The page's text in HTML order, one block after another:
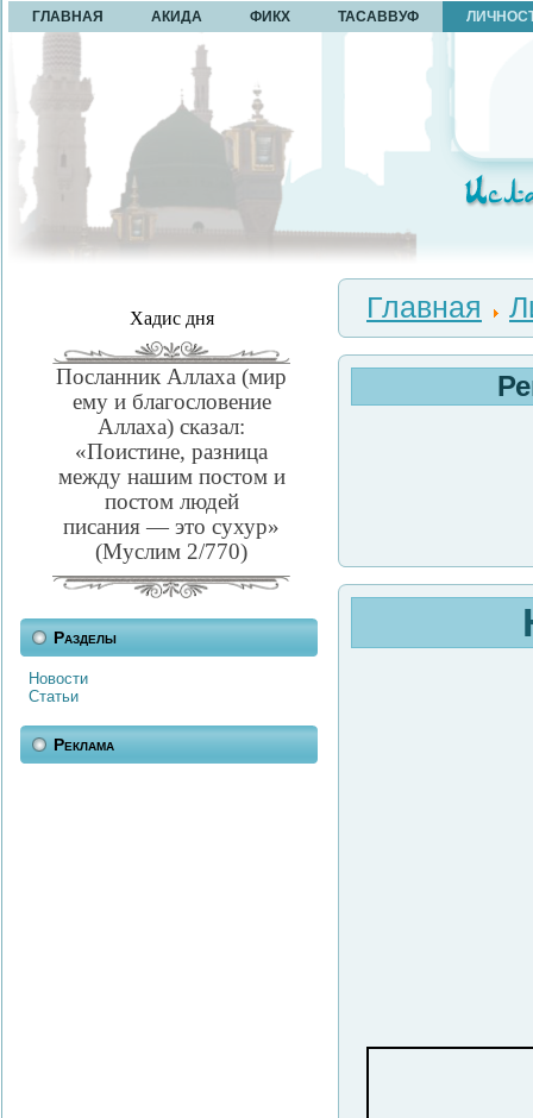
ГЛАВНАЯ АКИДА ФИКХ ТАСАВВУФ
Хадис дня
Посланник Аллаха (мир
ему и благословение
Аллаха) сказал:
«Поистине, разница
между нашим постом и
постом людей
писания — это сухур»
(Муслим 2/770)
Разделы
Новости
Статьи
Реклама
Главная